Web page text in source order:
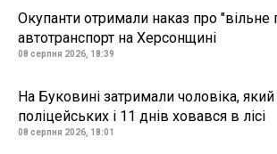
Окупанти отримали наказ про
автотранспорт на Херсонщині
08 серпня 2026, 18:39
На Буковині затримали чоловіка,
поліцейських і 11 днів ховався в лісі
08 серпня 2026, 18:01